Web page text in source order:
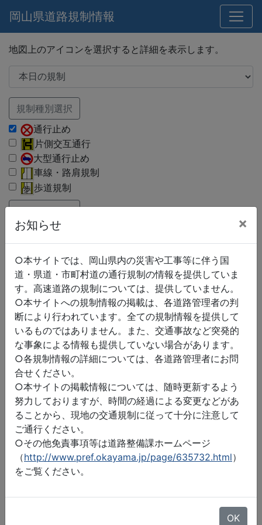
岡山県道路規制情報
お知らせ ×
○本サイトでは、岡山県内の災害や工事等に伴う国
道・県道・市町村道の通行規制の情報を提供していま
す。高速道路の規制については、提供していません。
○本サイトへの規制情報の掲載は、各道路管理者の判
断により行われています。全ての規制情報を提供して
いるものではありません。また、交通事故など突発的
な事象による情報も提供していない場合があります。
○各規制情報の詳細については、各道路管理者にお問
合せください。
○本サイトの掲載情報については、随時更新するよう
努力しておりますが、時間の経過による変更などがあ
ることから、現地の交通規制に従って十分に注意して
ご通行ください。
○その他免責事項等は道路整備課ホームページ
（http://www.pref.okayama.jp/page/635732.html）
をご覧ください。
OK
地図上のアイコンを選択すると詳細を表示します。
規制種別選択
通行止め
片側交互通行
大型通行止め
車線・路肩規制
歩道規制
路線種別選択
国道
県道
市町村道
地図データ©2026 ZENRIN